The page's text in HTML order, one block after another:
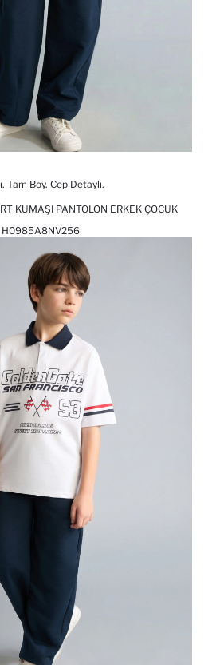
Boy. Cep Detaylı.
KUMAŞI PANTOLON ERKEK ÇOCUK
H0985A8NV256